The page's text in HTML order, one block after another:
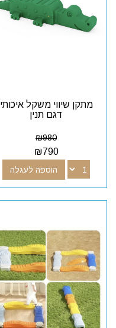
מתקן שיווי משקל איכותי
דגם תנין
₪980
₪790
הוספה לעגלה